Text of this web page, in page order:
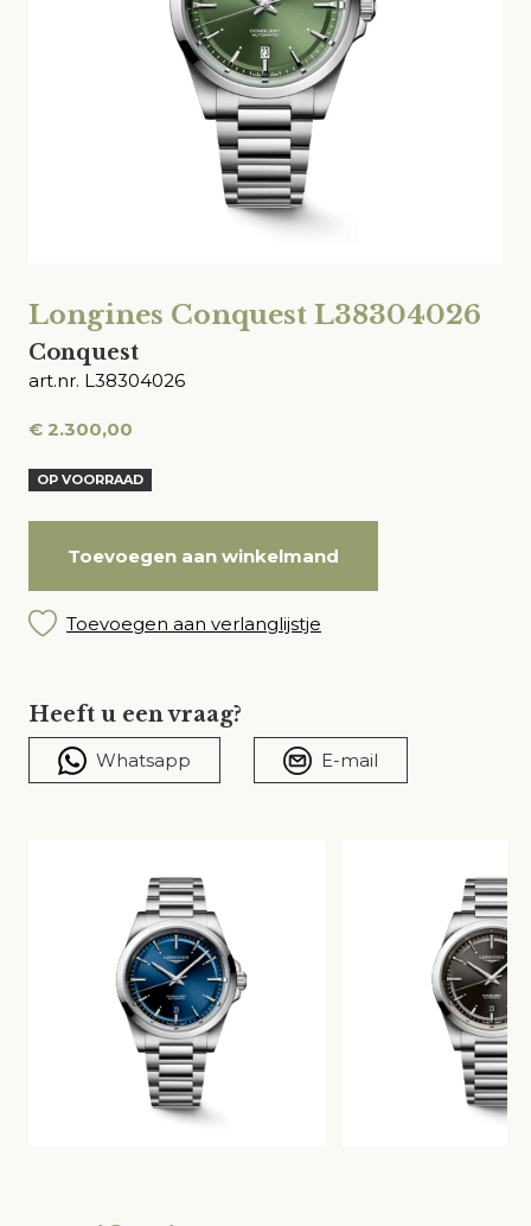
Longines Conquest L38304026
Conquest
art.nr. L38304026
€ 2.300,00
OP VOORRAAD
Toevoegen aan winkelmand
Toevoegen aan verlanglijstje
Heeft u een vraag?
Whatsapp E-mail